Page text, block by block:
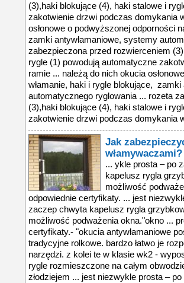
(3),haki blokujące (4), haki stalowe i
zakotwienie drzwi podczas domykania
osłonowe o podwyższonej odporności
zamki antywłamaniowe, systemy
zabezpieczona przed rozwierceniem
rygle (1) powodują automatyczne
ramie ... należą do nich okucia
włamanie, haki i rygle blokujące,
automatycznego ryglowania ... rozeta
(3),haki blokujące (4), haki stalowe i
zakotwienie drzwi podczas domykania
Jak
włamywaczami?
... ykle prosta – po
kapelusz rygla
możliwość
odpowiednie certyfikaty. ... jest
zaczep chwyta kapelusz rygla
możliwość podważenia okna."okno ...
certyfikaty.- "okucia antywłamaniowe
tradycyjne rolkowe. bardzo łatwo je
narzędzi. z kolei te w klasie wk2 -
rygle rozmieszczone na całym
złodziejem ... jest niezwykle prosta –